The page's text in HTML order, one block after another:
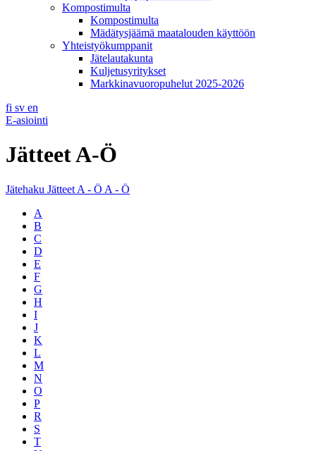
Kompostimulta
Kompostimulta
Mädätysjäämä maatalouden käyttöön
Yhteistyökumppanit
Jätelautakunta
Kuljetusyritykset
Markkinavuoropuhelut 2025-2026
fi sv en
E-asiointi
Jätteet A-Ö
Jätehaku Jätteet A - Ö A - Ö
A
B
C
D
E
F
G
H
I
J
K
L
M
N
O
P
R
S
T